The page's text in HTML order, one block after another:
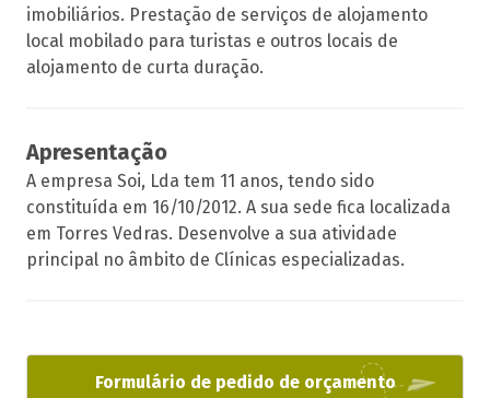
imobiliários. Prestação de serviços de alojamento
local mobilado para turistas e outros locais de
alojamento de curta duração.
Apresentação
A empresa Soi, Lda tem 11 anos, tendo sido
constituída em 16/10/2012. A sua sede fica localizada
em Torres Vedras. Desenvolve a sua atividade
principal no âmbito de Clínicas especializadas.
Formulário de pedido de orçamento